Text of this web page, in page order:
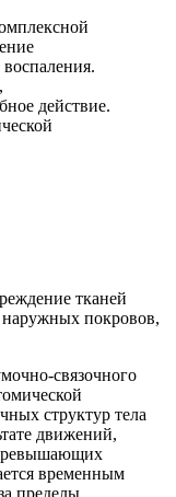
действие.
тканей
наружных покровов,
связочного
структур тела
движений,
временным
пределы